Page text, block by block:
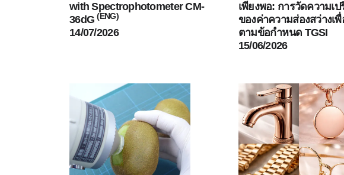
with Spectrophotometer CM-
36dG(ENG)
14/07/2026
เพียงพอ: การวัดความเป
ของค่าความส่องสว่างเพื่
ตามข้อกำหนด TGSI
15/06/2026